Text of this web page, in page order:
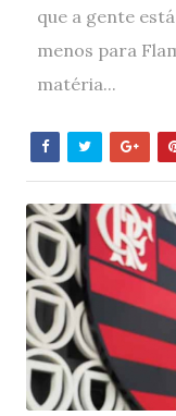
que a gente
menos para
matéria...